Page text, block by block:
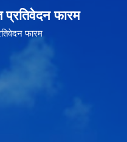
प्रतिवेदन फारम
फारम